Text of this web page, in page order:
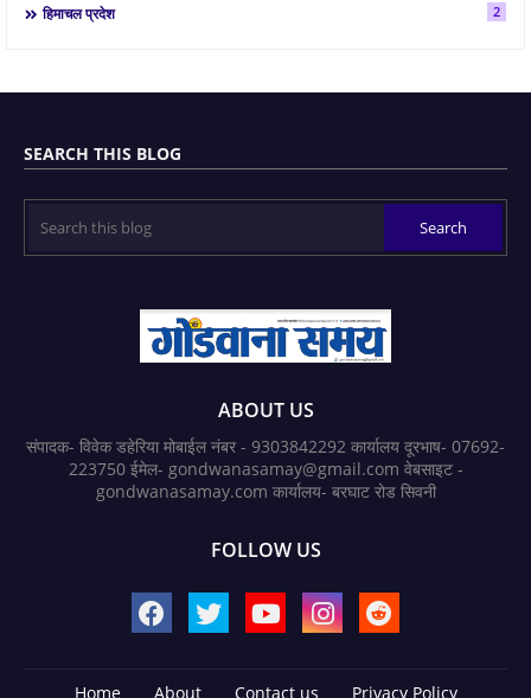
हिमाचल प्रदेश 2
SEARCH THIS BLOG
ABOUT US
संपादक- विवेक डहेरिया मोबाईल नंबर - 9303842292 कार्यालय दूरभाष- 07692-
223750 ईमेल- gondwanasamay@gmail.com वेबसाइट -
gondwanasamay.com कार्यालय- बरघाट रोड सिवनी
FOLLOW US
Home About Contact us Privacy Policy